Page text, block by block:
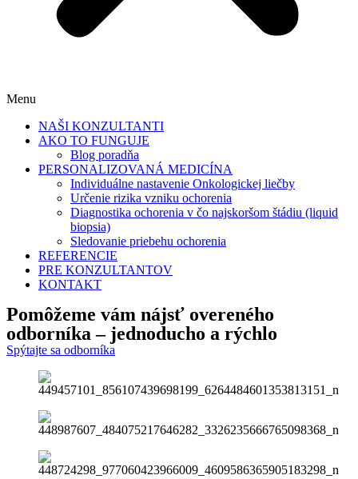
Menu
NAŠI KONZULTANTI
AKO TO FUNGUJE
Blog poradňa
PERSONALIZOVANÁ MEDICÍNA
Individuálne nastavenie Onkologickej liečby
Určenie rizika vzniku ochorenia
Diagnostika ochorenia v čo najskoršom štádiu (liquid
biopsia)
Sledovanie priebehu ochorenia
REFERENCIE
PRE KONZULTANTOV
KONTAKT
Pomôžeme vám nájsť overeného
odborníka– jednoducho a rýchlo
Spýtajte sa odborníka